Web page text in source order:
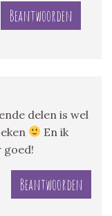
Beantwoorden
delen is wel
En ik
goed!
Beantwoorden